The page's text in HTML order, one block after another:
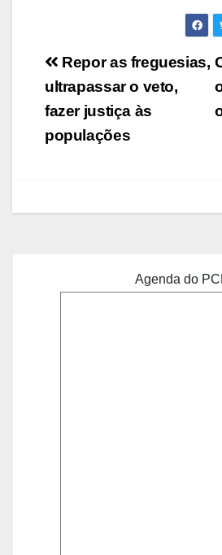
Navegação
de
artigos
Repor as freguesias,
ultrapassar o veto,
fazer justiça às
populações
Agenda do